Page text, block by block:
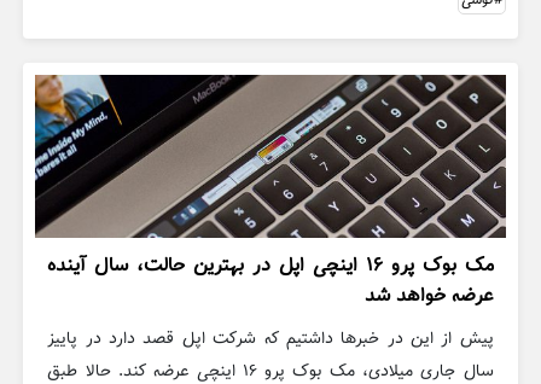
مک بوک پرو ۱۶ اینچی اپل در بهترین حالت، سال آینده
عرضه خواهد شد
پیش از این در خبرها داشتیم که شرکت اپل قصد دارد در پاییز
سال جاری میلادی، مک بوک پرو ۱۶ اینچی عرضه کند. حالا طبق